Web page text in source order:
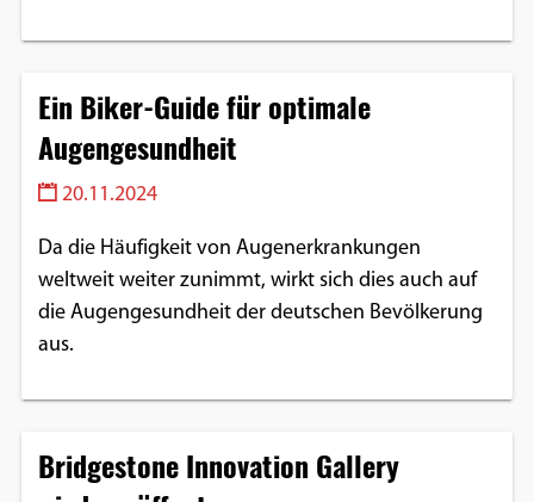
Ein Biker-Guide für optimale
Augengesundheit
20.11.2024
Da die Häufigkeit von Augenerkrankungen
weltweit weiter zunimmt, wirkt sich dies auch auf
die Augengesundheit der deutschen Bevölkerung
aus.
Bridgestone Innovation Gallery